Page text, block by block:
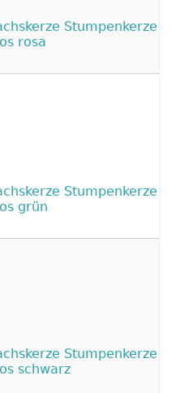
Stumpenkerze
rosa
Stumpenkerze
grün
Stumpenkerze
schwarz